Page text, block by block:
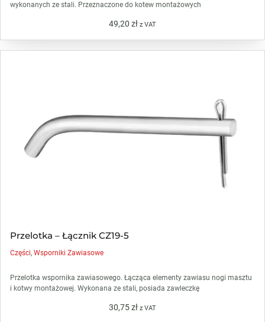
wykonanych ze stali. Przeznaczone do kotew montażowych
49,20 zł z VAT
Przelotka – Łącznik CZ19-5
Części,Wsporniki Zawiasowe
Przelotka wspornika zawiasowego. Łącząca elementy zawiasu nogi masztu
i kotwy montażowej. Wykonana ze stali, posiada zawleczkę
30,75zł z VAT